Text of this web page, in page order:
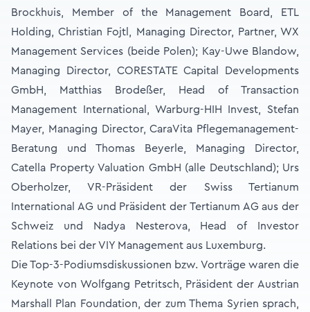
Brockhuis, Member of the Management Board, ETL
Holding, Christian Fojtl, Managing Director, Partner, WX
Management Services (beide Polen); Kay-Uwe Blandow,
Managing Director, CORESTATE Capital Developments
GmbH, Matthias Brodeßer, Head of Transaction
Management International, Warburg-HIH Invest, Stefan
Mayer, Managing Director, CaraVita Pflegemanagement-
Beratung und Thomas Beyerle, Managing Director,
Catella Property Valuation GmbH (alle Deutschland); Urs
Oberholzer, VR-Präsident der Swiss Tertianum
International AG und Präsident der Tertianum AG aus der
Schweiz und Nadya Nesterova, Head of Investor
Relations bei der VIY Management aus Luxemburg.
Die Top-3-Podiumsdiskussionen bzw. Vorträge waren die
Keynote von Wolfgang Petritsch, Präsident der Austrian
Marshall Plan Foundation, der zum Thema Syrien sprach,